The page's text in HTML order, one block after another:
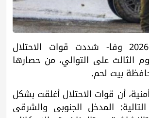
بيت لحم 2-3-2026 وفا- شددت قوات الاحتلال
الثالث على التوالي، من حصارها
بيت لحم.
أن قوات الاحتلال أغلقت بشكل
المدخل الجنوبي والشرقي